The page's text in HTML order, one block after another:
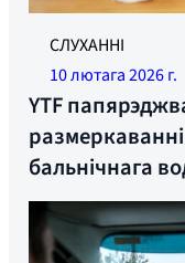
Ілюстрацыйнае фота.
СЛУХАННІ
10 лютага 2026 г.
YTF
бальнічнага